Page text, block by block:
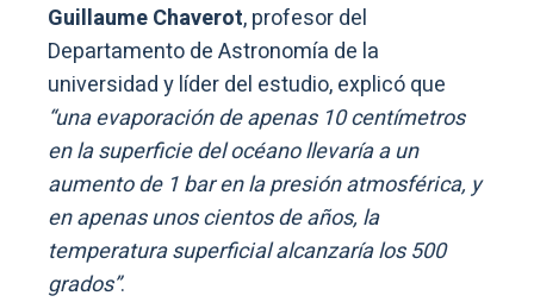
Guillaume Chaverot, profesor del
Departamento de Astronomía de la
universidad y líder del estudio, explicó que
“una evaporación de apenas 10 centímetros
en la superficie del océano llevaría a un
aumento de 1 bar en la presión atmosférica, y
en apenas unos cientos de años, la
temperatura superficial alcanzaría los 500
grados”.